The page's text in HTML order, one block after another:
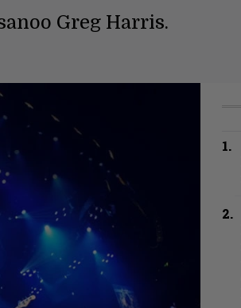
Greg Harris.